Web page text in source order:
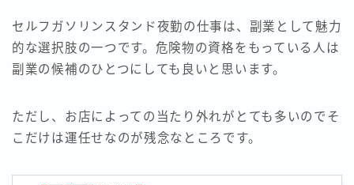
セルフガソリンスタンド夜勤の仕事は、副業として魅力
的な選択肢の一つです。危険物の資格をもっている人は
副業の候補のひとつにしても良いと思います。
ただし、お店によっての当たり外れがとても多いのでそ
こだけは運任せなのが残念なところです。